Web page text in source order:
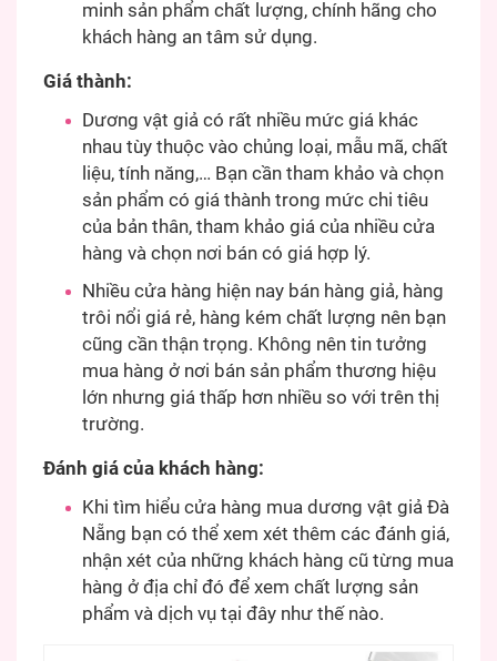
minh sản phẩm chất lượng, chính hãng cho
khách hàng an tâm sử dụng.
Giá thành:
Dương vật giả có rất nhiều mức giá khác
nhau tùy thuộc vào chủng loại, mẫu mã, chất
liệu, tính năng,… Bạn cần tham khảo và chọn
sản phẩm có giá thành trong mức chi tiêu
của bản thân, tham khảo giá của nhiều cửa
hàng và chọn nơi bán có giá hợp lý.
Nhiều cửa hàng hiện nay bán hàng giả, hàng
trôi nổi giá rẻ, hàng kém chất lượng nên bạn
cũng cần thận trọng. Không nên tin tưởng
mua hàng ở nơi bán sản phẩm thương hiệu
lớn nhưng giá thấp hơn nhiều so với trên thị
trường.
Đánh giá của khách hàng:
Khi tìm hiểu cửa hàng mua dương vật giả Đà
Nẵng bạn có thể xem xét thêm các đánh giá,
nhận xét của những khách hàng cũ từng mua
hàng ở địa chỉ đó để xem chất lượng sản
phẩm và dịch vụ tại đây như thế nào.